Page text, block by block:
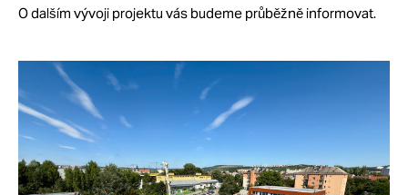
O dalším vývoji projektu vás budeme průběžně informovat.